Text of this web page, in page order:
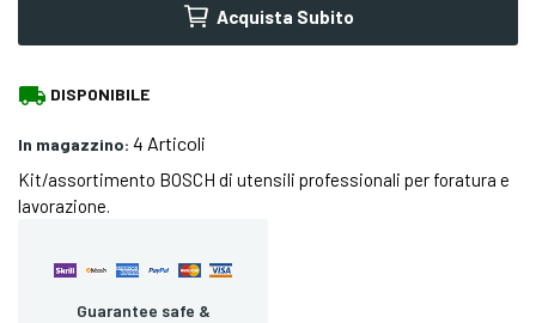
Acquista Subito
local_shipping DISPONIBILE
In magazzino: 4 Articoli
Kit/assortimento BOSCH di utensili professionali per foratura e
lavorazione.
Guarantee safe &